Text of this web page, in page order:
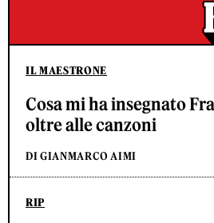
IL MAESTRONE
Cosa mi ha insegnato
oltre alle canzoni
DI GIANMARCO AIMI
RIP